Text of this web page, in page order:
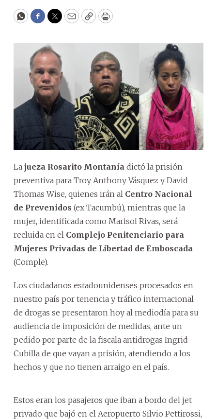
WhatsApp
Facebook
Twitter
EmailCopyPrint
La jueza Rosarito Montanía dictó la prisión
preventiva para Troy Anthony Vásquez y David
Thomas Wise, quienes irán al Centro Nacional
de Prevenidos (ex Tacumbú), mientras que la
mujer, identificada como Marisol Rivas, será
recluida en el Complejo Penitenciario para
Mujeres Privadas de Libertad de Emboscada
(Comple).
Los ciudadanos estadounidenses procesados en
nuestro país por tenencia y tráfico internacional
de drogas se presentaron hoy al mediodía para su
audiencia de imposición de medidas, ante un
pedido por parte de la fiscala antidrogas Ingrid
Cubilla de que vayan a prisión, atendiendo a los
hechos y que no tienen arraigo en el país.
Estos eran los pasajeros que iban a bordo del jet
privado que bajó en el Aeropuerto Silvio Pettirossi,